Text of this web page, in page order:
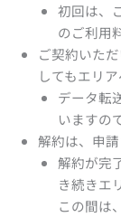
初回は、
のご利用
ご契約いた
してもエリ
データ転
いますの
解約は、申請
解約が完
き続きエ
この間は